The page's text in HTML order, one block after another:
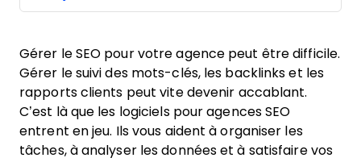
Gérer le SEO pour votre agence peut être difficile.
Gérer le suivi des mots-clés, les backlinks et les
rapports clients peut vite devenir accablant.
C’est là que les logiciels pour agences SEO
entrent en jeu. Ils vous aident à organiser les
tâches, à analyser les données et à satisfaire vos